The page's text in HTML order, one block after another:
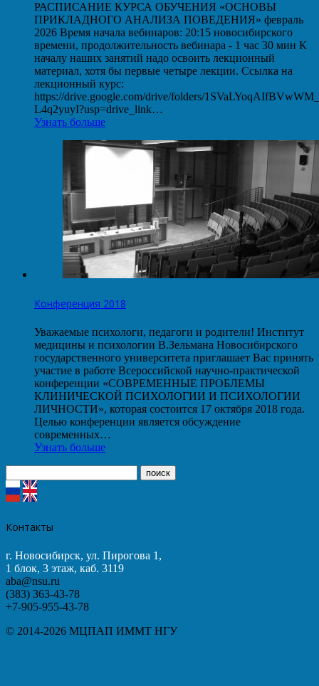
РАСПИСАНИЕ КУРСА ОБУЧЕНИЯ «ОСНОВЫ
ПРИКЛАДНОГО АНАЛИЗА ПОВЕДЕНИЯ» февраль
2026 Время начала вебинаров: 20:15 новосибирского
времени, продолжительность вебинара - 1 час 30 мин К
началу наших занятий надо освоить лекционный
материал, хотя бы первые четыре лекции. Ссылка на
лекционный курс:
https://drive.google.com/drive/folders/
L4q2yuyI?usp=drive_link…
Узнать больше
Конференция 2018
Уважаемые психологи, педагоги и родители! Институт
медицины и психологии В.Зельмана Новосибирского
государственного университета приглашает Вас принять
участие в работе Всероссийской научно-практической
конференции «СОВРЕМЕННЫЕ ПРОБЛЕМЫ
КЛИНИЧЕСКОЙ ПСИХОЛОГИИ И ПСИХОЛОГИИ
ЛИЧНОСТИ», которая состоится 17 октября 2018 года.
Целью конференции является обсуждение
современных…
Узнать больше
Контакты
г. Новосибирск, ул. Пирогова 1,
1 блок, 3 этаж, каб. 3119
aba@nsu.ru
(383) 363-43-78
+7-905-955-43-78
© 2014-2026 МЦПАП ИММТ НГУ